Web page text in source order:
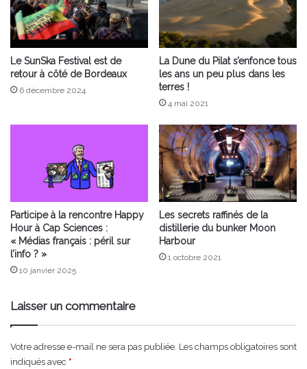
Le SunSka Festival est de
retour à côté de Bordeaux
6 décembre 2024
La Dune du Pilat s’enfonce tous
les ans un peu plus dans les
terres !
4 mai 2021
Participe à la rencontre Happy
Hour à Cap Sciences :
« Médias français : péril sur
l’info ? »
10 janvier 2025
Les secrets raffinés de la
distillerie du bunker Moon
Harbour
1 octobre 2021
Laisser un commentaire
Votre adresse e-mail ne sera pas publiée. Les champs obligatoires sont
indiqués avec *